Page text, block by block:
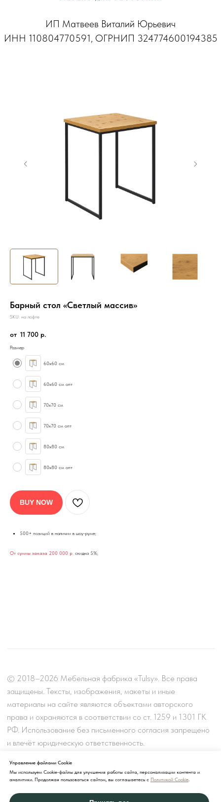
Барный стол «Светлый массив»
SKU: на лофте
11 700 р.
Размер
60х60 см
60х60 см опт
70х70 см
70х70 см опт
80х80 см
80х80 см опт
BUY NOW
500+ позиций в наличии в шоу-руме;
От суммы заказа 200 000 р скидка 5%;
Управление файлами Cookie
Мы используем Cookie-файлы для улучшения работы сайта, персонализации контента и
аналитики. Продолжая пользоваться сайтом, вы соглашаетесь с Политикой Cookie.